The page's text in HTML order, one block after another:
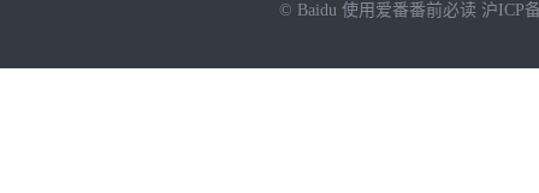
© Baidu 使用爱番番前必读 沪ICP